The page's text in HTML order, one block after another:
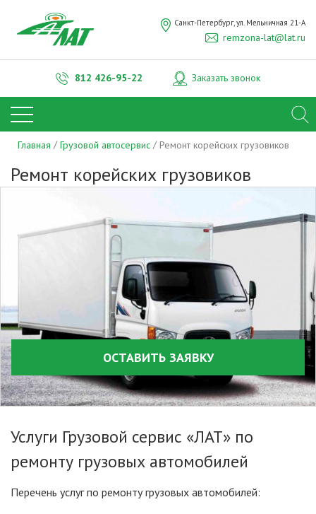
812 426-95-22 Заказать звонок
Санкт-Петербург, ул. Мельничная 21-А
remzona-lat@lat.ru
Главная Грузовой автосервис Ремонт корейских грузовиков
Ремонт корейских грузовиков
Нажимая на кнопку "Отправить", вы даете
согласие на обработку
данных
ОСТАВИТЬ ЗАЯВКУ
Услуги Грузовой сервис «ЛАТ» по
ремонту грузовых автомобилей
Перечень услуг по ремонту грузовых автомобилей: